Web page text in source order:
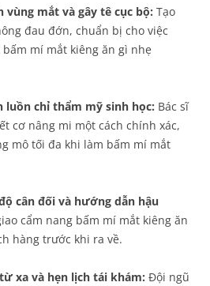
vùng mắt và gây tê cục bộ: Tạo
đau đớn, chuẩn bị cho việc
mí mắt kiêng ăn gì nhẹ
luồn chỉ thẩm mỹ sinh học: Bác sĩ
cơ nâng mi một cách chính xác,
mô tối đa khi làm bấm mí mắt
cân đối và hướng dẫn hậu
cẩm nang bấm mí mắt kiêng ăn
hàng trước khi ra về.
xa và hẹn lịch tái khám: Đội ngũ